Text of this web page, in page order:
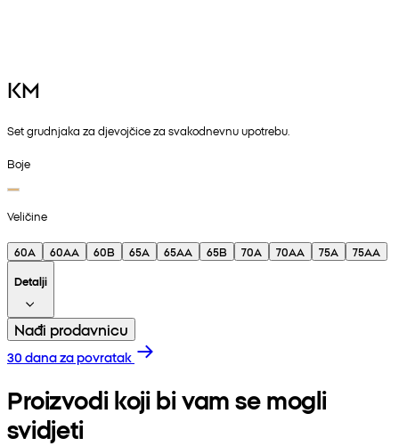
KM
Set grudnjaka za djevojčice za svakodnevnu upotrebu.
Boje
Veličine
60A 60AA 60B 65A 65AA 65B 70A 70AA 75A
75AA
Detalji
Nađi prodavnicu
30 dana za povratak
Proizvodi koji bi vam se mogli
svidjeti